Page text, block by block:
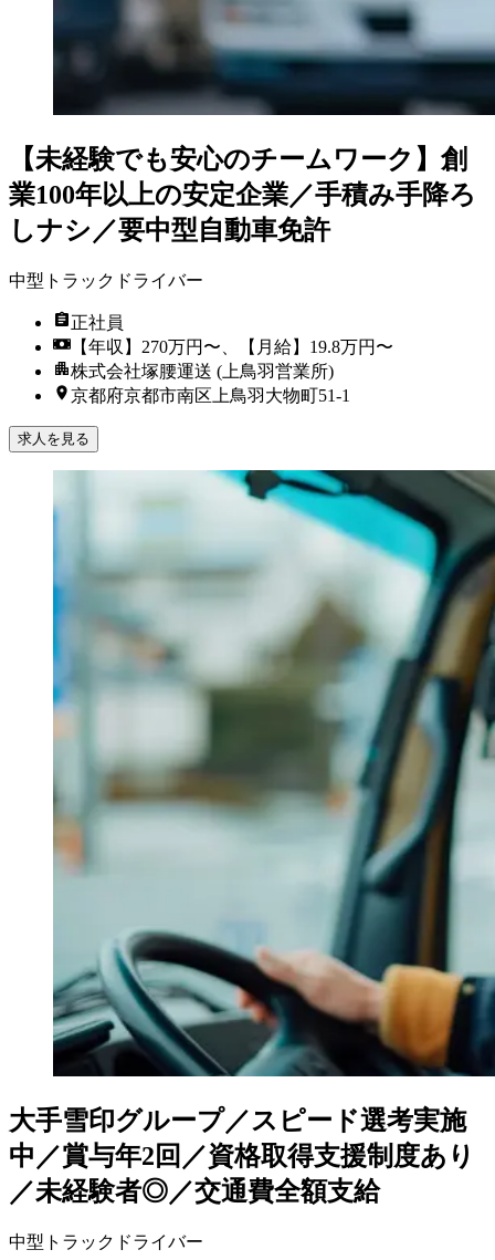
【未経験でも安心のチームワーク】創
業100年以上の安定企業／手積み手降ろ
しナシ／要中型自動車免許
中型トラックドライバー
正社員
【年収】270万円〜、【月給】19.8万円〜
株式会社塚腰運送 (上鳥羽営業所)
京都府京都市南区上鳥羽大物町51-1
求人を見る
大手雪印グループ／スピード選考実施
中／賞与年2回／資格取得支援制度あり
／未経験者◎／交通費全額支給
中型トラックドライバー